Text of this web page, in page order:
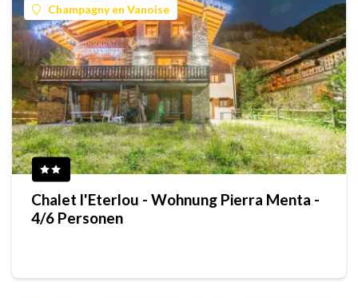
Champagny en Vanoise
Chalet l'Eterlou - Wohnung Pierra Menta -
4/6 Personen